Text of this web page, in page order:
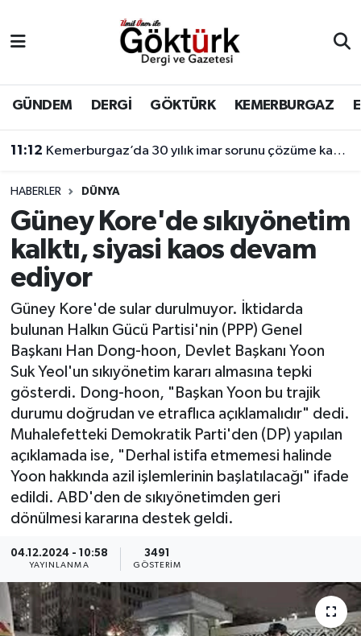
GÜNDEM DERGİ GÖKTÜRK KEMERBURGAZ
11:12 Kemerburgaz’da 30 yılık imar sorunu çözüme kavuşuyor
HABERLER DÜNYA
Güney Kore'de sıkıyönetim
kalktı, siyasi kaos devam
ediyor
Güney Kore'de sular durulmuyor. İktidarda
bulunan Halkın Gücü Partisi'nin (PPP) Genel
Başkanı Han Dong-hoon, Devlet Başkanı Yoon
Suk Yeol'un sıkıyönetim kararı almasına tepki
gösterdi. Dong-hoon, "Başkan Yoon bu trajik
durumu doğrudan ve etraflıca açıklamalıdır" dedi.
Muhalefetteki Demokratik Parti'den (DP) yapılan
açıklamada ise, "Derhal istifa etmemesi halinde
Yoon hakkında azil işlemlerinin başlatılacağı" ifade
edildi. ABD'den de sıkıyönetimden geri
dönülmesi kararına destek geldi.
04.12.2024 - 10:58
YAYINLANMA
3491
GÖSTERIM
BİLİM
DERGİ
DÜNYA
EĞİTİM
EKONOMİ
GÖKTÜRK
GÜNDEM
KEMERBURGAZ
KÜLTÜR - SANAT
MAGAZİN
ÖZEL HABER
SAĞLIK
SPOR
Eyüpsultan Hava Durumu
Eyüpsultan Trafik Yoğunluk Haritası
Süper Lig Puan Durumu ve Fikstür
Tüm Manşetler
Son Dakika Haberleri
Haber Arşivi